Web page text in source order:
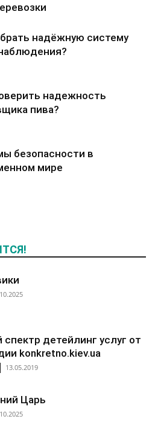
надёжную систему
надежность
пива?
безопасности в
мире
детейлинг услуг от
konkretno.kiev.ua
13.05.2019
Царь